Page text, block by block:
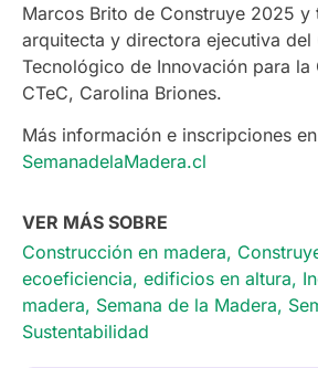
Marcos Brito de Construye 2025 y
arquitecta y directora ejecutiva del
Tecnológico de Innovación para la
CTeC, Carolina Briones.
Más información e inscripciones en
SemanadelaMadera.cl
VER MÁS SOBRE
Construcción en madera,
ecoeficiencia, edificios en altura,
madera, Semana de la Madera,
Sustentabilidad